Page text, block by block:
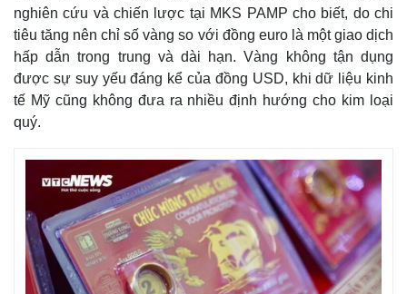
nghiên cứu và chiến lược tại MKS PAMP cho biết, do chi
tiêu tăng nên chỉ số vàng so với đồng euro là một giao dịch
hấp dẫn trong trung và dài hạn. Vàng không tận dụng
được sự suy yếu đáng kể của đồng USD, khi dữ liệu kinh
tế Mỹ cũng không đưa ra nhiều định hướng cho kim loại
quý.